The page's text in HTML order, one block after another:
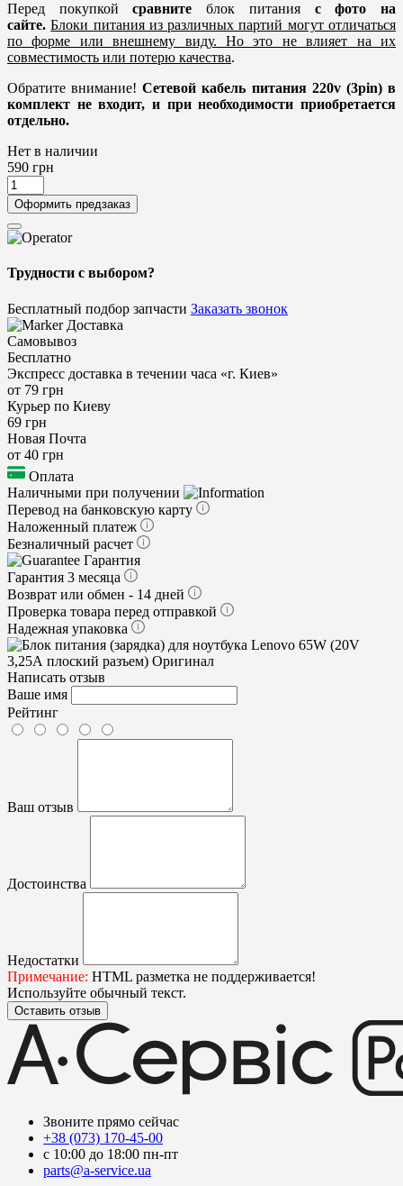
Перед покупкойсравните блок питания с фото на
сайте.Блоки питания из различных партий могут отличаться
по форме или внешнему виду. Но это не влияет на их
совместимость или потерю качества.
Обратите внимание!Сетевой кабель питания 220v (3pin) в
комплект не входит, и при необходимости приобретается
отдельно.
Нет в наличии
590 грн
Оформить предзаказ
Трудности с выбором?
Бесплатный подбор запчасти Заказать звонок
Доставка
Самовывоз
Бесплатно
Экспресс доставка в течении часа «г. Киев»
от 79 грн
Курьер по Киеву
69 грн
Новая Почта
от 40 грн
Оплата
Наличными при получении
Перевод на банковскую карту
Наложенный платеж
Безналичный расчет
Гарантия
Гарантия 3 месяца
Возврат или обмен - 14 дней
Проверка товара перед отправкой
Надежная упаковка
Написать отзыв
Ваше имя
Рейтинг
Ваш отзыв
Достоинства
Недостатки
Примечание: HTML разметка не поддерживается!
Используйте обычный текст.
Оставить отзыв
Звоните прямо сейчас
+38 (073) 170-45-00
с 10:00 до 18:00 пн-пт
parts@a-service.ua